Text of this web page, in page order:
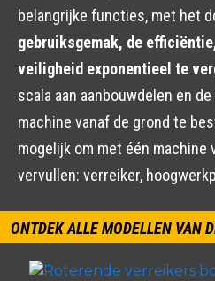
belangrijke functies, met het
gebruiksgemak, de
veiligheid exponentieel te
scala aan aanbouwdelen en
machine vanaf de grond te
mogelijk om met één
vervullen: verreiker,
ONTDEK ALLE MODELLEN VAN